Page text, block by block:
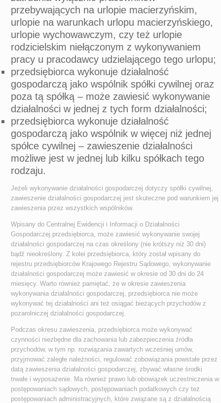
przebywających na urlopie macierzyńskim,
urlopie na warunkach urlopu macierzyńskiego,
urlopie wychowawczym, czy też urlopie
rodzicielskim niełączonym z wykonywaniem
pracy u pracodawcy udzielającego tego urlopu;
przedsiębiorca wykonuje działalność
gospodarczą jako wspólnik spółki cywilnej oraz
poza tą spółką – może zawiesić wykonywanie
działalności w jednej z tych form działalności;
przedsiębiorca wykonuje działalność
gospodarczą jako wspólnik w więcej niż jednej
spółce cywilnej – zawieszenie działalności
możliwe jest w jednej lub kilku spółkach tego
rodzaju.
Jeżeli wykonywanie działalności gospodarczej dotyczy spółki cywilnej,
zawieszenie działalności gospodarczej jest skuteczne pod warunkiem jej
zawieszenia przez wszystkich wspólników.
Wpisany do Centralnej Ewidencji i Informacji o Działalności
Gospodarczej przedsiębiorca, może zawiesić wykonywanie swojej
działalności gospodarczej na czas określony (nie krótszy niż 30 dni)
bądź nieokreślony. Z kolei przedsiębiorca, który został wpisany do
rejestru przedsiębiorców Krajowego Rejestru Sądowego, wykonywanie
działalności gospodarczej może zawiesić w okresie od 30 dni do 24
miesięcy. Warto również pamiętać, że w okresie zawieszenia
wykonywania działalności gospodarczej, przedsiębiorca nie może
wykonywać tej działalności ani też osiągać bieżących przychodów z
pozarolniczej działalności gospodarczej.
Podczas okresu zawieszenia, przedsiębiorca może wykonywać
czynności niezbędne dla zachowania lub zabezpieczenia źródła
przychodów, w tym np. rozwiązania zawartych wcześniej umów,
przyjmować zaległe należności, regulować zobowiązania powstałe przez
datą zawieszenia działalności gospodarczej, zbywać własne środki
trwałe i wyposażenie. Ma również prawo lub obowiązek uczestniczenia w
postępowaniach sądowych, postępowaniach podatkowych czy też
postępowaniach administracyjnych, które związane są z działalnością